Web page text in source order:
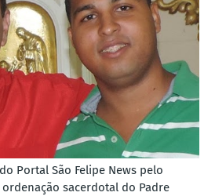
Portal São Felipe News pelo
sacerdotal do Padre